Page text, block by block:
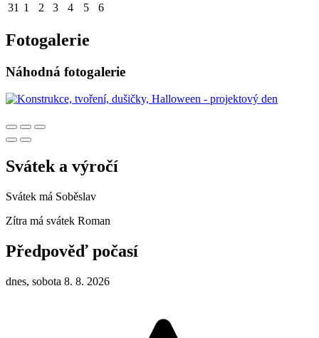
31 1 2 3 4 5 6
Fotogalerie
Náhodná fotogalerie
Svátek a výročí
Svátek má Soběslav
Zítra má svátek Roman
Předpověď počasí
dnes, sobota 8. 8. 2026